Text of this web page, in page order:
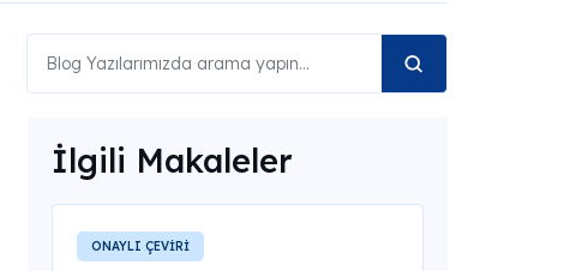
İlgili Makaleler
ONAYLI ÇEVİRİ